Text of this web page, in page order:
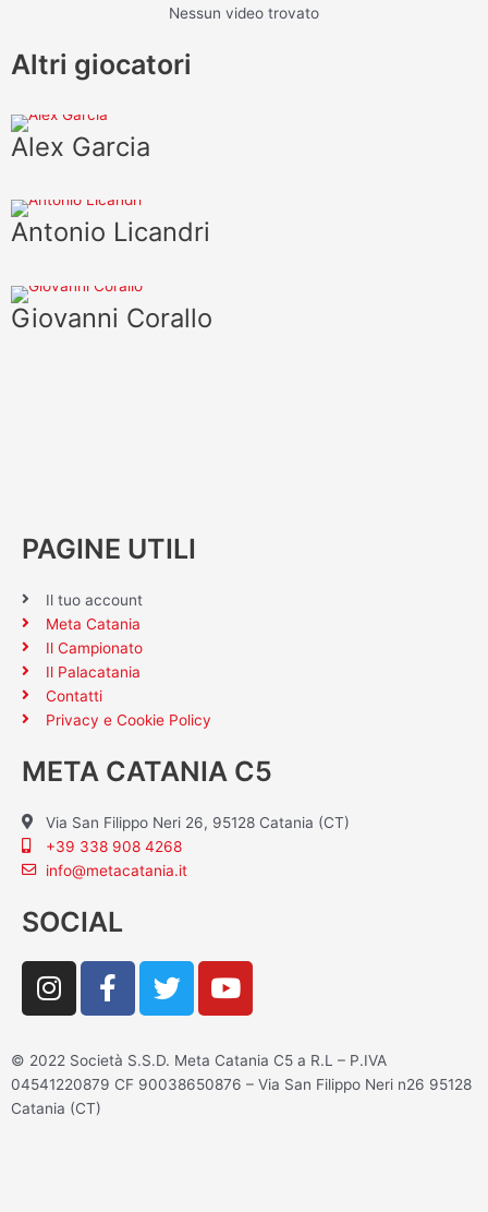
Nessun video trovato
Altri giocatori
Alex Garcia
Antonio Licandri
Giovanni Corallo
PAGINE UTILI
Il tuo account
Meta Catania
Il Campionato
Il Palacatania
Contatti
Privacy e Cookie Policy
META CATANIA C5
Via San Filippo Neri 26, 95128 Catania (CT)
+39 338 908 4268
info@metacatania.it
SOCIAL
I
n
t
a
g
F
a
e
b
T
w
t
t
Y
o
t
u
© 2022 Società S.S.D. Meta Catania C5 a R.L – P.IVA
04541220879 CF 90038650876 – Via San Filippo Neri n26 95128
Catania (CT)